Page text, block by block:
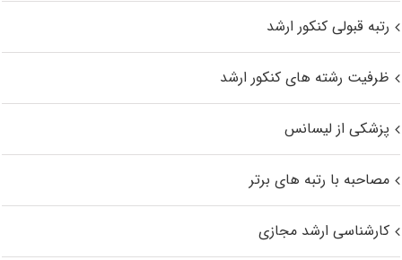
رتبه قبولی کنکور ارشد
ظرفیت رشته های کنکور ارشد
پزشکی از لیسانس
مصاحبه با رتبه های برتر
کارشناسی ارشد مجازی